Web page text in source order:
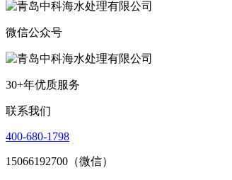
微信公众号
30+年优质服务
联系我们
400-680-1798
15066192700（微信）